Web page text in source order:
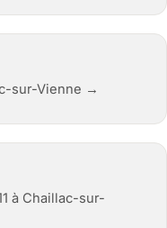
sur-Vienne →
à Chaillac-sur-